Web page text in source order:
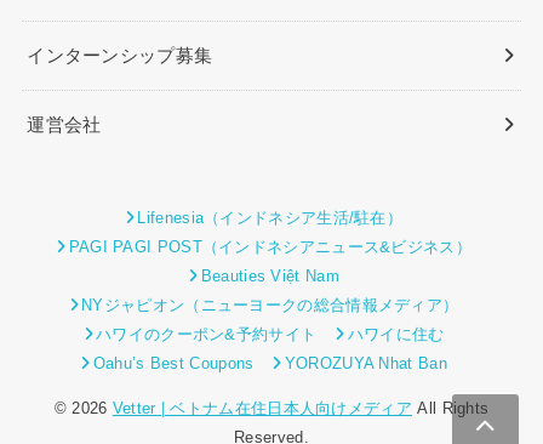
インターンシップ募集
運営会社
Lifenesia（インドネシア生活/駐在）
PAGI PAGI POST（インドネシアニュース&ビジネス）
Beauties Việt Nam
NYジャピオン（ニューヨークの総合情報メディア）
ハワイのクーポン&予約サイト
ハワイに住む
Oahu’s Best Coupons
YOROZUYA Nhat Ban
© 2026 Vetter | ベトナム在住日本人向けメディア All Rights
Reserved.